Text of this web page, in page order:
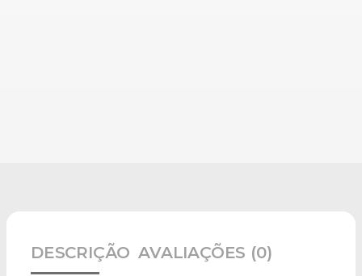
DESCRIÇÃO AVALIAÇÕES (0)